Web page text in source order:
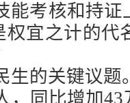
能考核和持
权宜之计的
生的关键议题
，同比增加